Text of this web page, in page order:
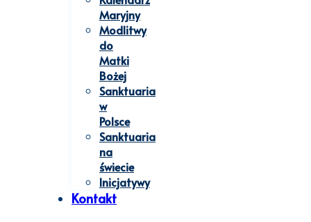
Maryjny
Modlitwy
do
Matki
Bożej
Sanktuaria
w
Polsce
Sanktuaria
na
świecie
Inicjatywy
Kontakt